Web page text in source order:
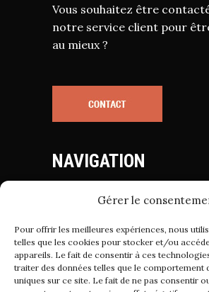
Gérer le
Pour offrir les meilleures expériences, nous
telles que les cookies pour stocker et/ou
appareils. Le fait de consentir à ces
traiter des données telles que le comportement
uniques sur ce site. Le fait de ne pas consentir
Vous souhaitez être
notre service client pour
au mieux ?
NAVIGATION
Mentions Légales
Politique de Confidentialité
Conditions Générales de